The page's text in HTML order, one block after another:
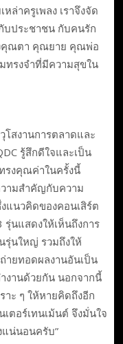
าครูเพลง เราจึงจัด
บประชาชน กับคนรัก
งคุณตา คุณยาย คุณพ่อ
ทรงจำที่มีความสุขใน
สงานการตลาดและ
รู้สึกดีใจและเป็น
รงคุณค่าในครั้งนี้
วามสำคัญกับความ
แนวคิดของคอนเสิร์ต
รุ่นแสดงให้เห็นถึงการ
รุ่นใหญ่ รวมถึงให้
ายทอดผลงานอันเป็น
งานด้วยกัน นอกจากนี้
าะ ๆ ให้หายคิดถึงอีก
ตอร์เทนเม้นต์ จึงมั่นใจ
น่นอนครับ”